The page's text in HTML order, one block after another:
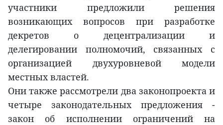
участники предложили решения
возникающих вопросов при разработке
декретов о децентрализации и
делегировании полномочий, связанных с
организацией двухуровневой модели
местных властей.
Они также рассмотрели два законопроекта и
четыре законодательных предложения -
закон об исполнении ограничений на